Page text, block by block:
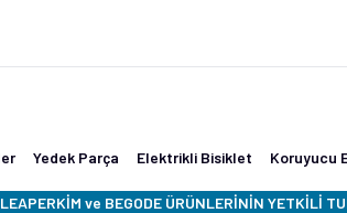
Yedek Parça Elektrikli Bisiklet Koruyucu
ve BEGODE ÜRÜNLERİNİN YETKİLİ